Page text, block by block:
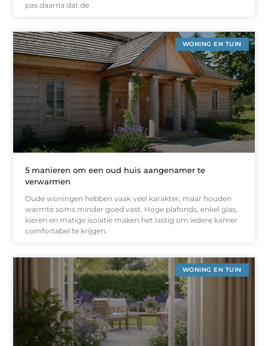
pas daarna dat de
WONING EN TUIN
5 manieren om een oud huis aangenamer te
verwarmen
Oude woningen hebben vaak veel karakter, maar houden
warmte soms minder goed vast. Hoge plafonds, enkel glas,
kieren en matige isolatie maken het lastig om iedere kamer
comfortabel te krijgen.
WONING EN TUIN